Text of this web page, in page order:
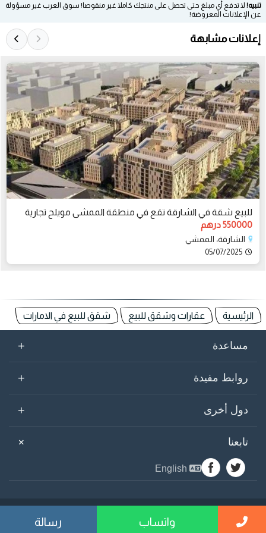
تنبيه! لا تدفع أي مبلغ حتى تحصل على منتجك كاملا غير منقوصا! سوق العرب غير مسؤولة
عن الإعلانات المعروضة!
إعلانات مشابهة
للبيع شقة في الشارقة تقع في منطقة الممشى مويلح تجارية
550000 درهم
الشارقة، الممشي
05/07/2025
الرئيسية عقارات وشقق للبيع شقق للبيع في الامارات
واتساب رسالة
مساعدة +
روابط مفيدة +
دول أخرى +
تابعنا +
2026